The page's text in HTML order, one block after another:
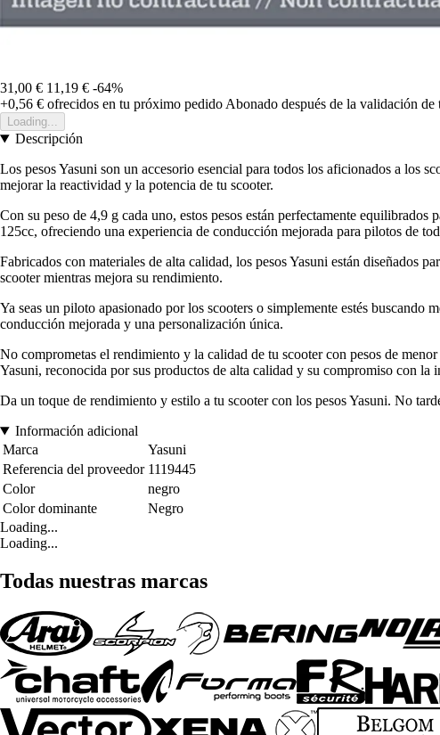
31,00 € 11,19 € -64%
+0,56 € ofrecidos en tu próximo pedido Abonado después de la validación de
Loading...
Descripción
Los pesos Yasuni son un accesorio esencial para todos los aficionados a los
mejorar la reactividad y la potencia de tu scooter.
Con su peso de 4,9 g cada uno, estos pesos están perfectamente
125cc, ofreciendo una experiencia de conducción mejorada para pilotos de
Fabricados con materiales de alta calidad, los pesos Yasuni están diseñados
scooter mientras mejora su rendimiento.
Ya seas un piloto apasionado por los scooters o simplemente estés
conducción mejorada y una personalización única.
No comprometas el rendimiento y la calidad de tu scooter con pesos de
Yasuni, reconocida por sus productos de alta calidad y su compromiso con
Da un toque de rendimiento y estilo a tu scooter con los pesos Yasuni. No
Información adicional
Marca
Yasuni
Referencia del proveedor 1119445
Color
negro
Color dominante
Negro
Loading...
Loading...
Todas nuestras marcas